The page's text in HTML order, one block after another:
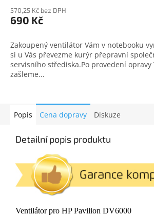
570,25 Kč bez DPH
690 Kč
Zakoupený ventilátor Vám v notebooku
si u Vás převezme kurýr přepravní
servisního střediska.Po provedení opravy
zašleme...
Popis Cena dopravy Diskuze
Detailní popis produktu
Ventilátor pro HP Pavilion DV6000